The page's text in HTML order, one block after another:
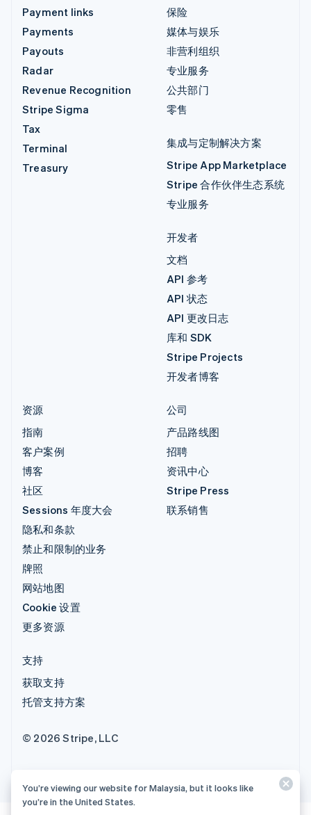
Payment links
Payments
Payouts
Radar
Revenue Recognition
Stripe Sigma
Tax
Terminal
Treasury
保险
媒体与娱乐
非营利组织
专业服务
公共部门
零售
集成与定制解决方案
Stripe App Marketplace
Stripe 合作伙伴生态系统
专业服务
开发者
文档
API 参考
API 状态
API 更改日志
库和 SDK
Stripe Projects
开发者博客
资源
指南
客户案例
博客
社区
Sessions 年度大会
隐私和条款
禁止和限制的业务
牌照
网站地图
Cookie 设置
更多资源
公司
产品路线图
招聘
资讯中心
Stripe Press
联系销售
支持
获取支持
托管支持方案
© 2026 Stripe, LLC
You’re viewing our website for Malaysia, but it looks like
you’re in the United States.